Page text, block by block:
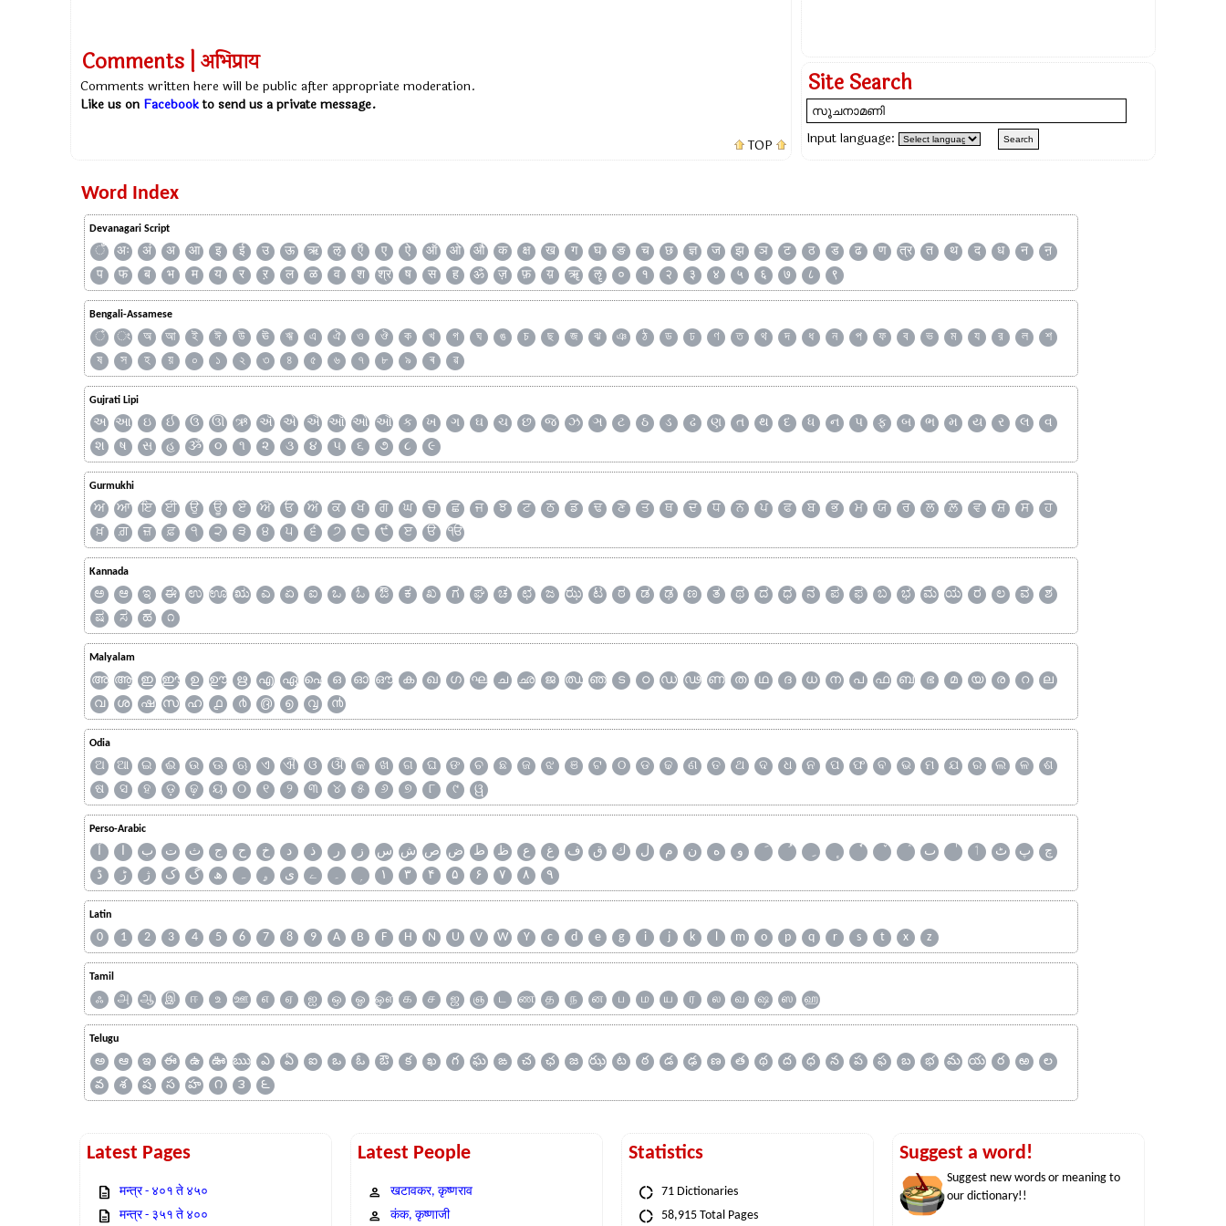
Comments | अभिप्राय
Comments written here will be public after appropriate moderation.
Like us on Facebookto send us a private message.
TOP
Site Search
Input language:
Word Index
Devanagari Script
ँ अः अं अ आ इ ई उ ऊ ऋ ऌ ऍ ए ऐ ऑ ओ औ क क्ष ख ग घ ङ च छ ज्ञ ज झ ञ ट ठ ड ढ ण त्र त थ द ध न
ऩ
प
फ ब भ म य र ऱ ल ळ व श श्र ष स ह ॐ ज़ फ़ य़ ॠ ॡ ० १ २ ३ ४ ५ ६ ७ ८ ९
Bengali-Assamese
ঁ ং অ আ ই ঈ উ ঊ ঋ এ ঐ ও ঔ ক খ গ ঘ ঙ চ ছ জ ঝ ঞ ঠ ড ঢ ণ ত থ দ ধ ন প ফ ব ভ ম য র ল
শ
ষ
স হ য় ০ ১ ২ ৩ ৪ ৫ ৬ ৭ ৮ ৯ ৰ ৱ
Gujrati Lipi
અ આ ઇ ઈ ઉ ઊ ઋ ઍ એ ઐ ઑ ઓ ઔ ક ખ ગ ઘ ચ છ જ ઝ ઞ ટ ઠ ડ ઢ ણ ત થ દ ધ ન પ ફ બ ભ મ ય ર લ
વ
શ
ષ સ હ ૐ ૦ ૧ ૨ ૩ ૪ ૫ ૬ ૭ ૮ ૯
Gurmukhi
ਅ ਆ ਇ ਈ ਉ ਊ ਏ ਐ ਓ ਔ ਕ ਖ ਗ ਘ ਚ ਛ ਜ ਝ ਟ ਠ ਡ ਢ ਣ ਤ ਥ ਦ ਧ ਨ ਪ ਫ ਬ ਭ ਮ ਯ ਰ ਲ ਲ਼ ਵ ਸ਼ ਸ
ਹ
ਖ਼
ਗ਼ ਜ਼ ਫ਼ ੧ ੨ ੩ ੪ ੫ ੬ ੭ ੮ ੯ ੲ ੳ ੴ
Kannada
ಅ ಆ ಇ ಈ ಉ ಊ ಋ ಎ ಏ ಐ ಒ ಓ ಔ ಕ ಖ ಗ ಘ ಚ ಛ ಜ ಝ ಟ ಠ ಡ ಢ ಣ ತ ಥ ದ ಧ ನ ಪ ಫ ಬ ಭ ಮ ಯ ರ ಲ ವ
ಶ
ಷ
ಸ ಹ ೧
Malyalam
അ ആ ഇ ഈ ഉ ഊ ഋ എ ഏ ഐ ഒ ഓ ഔ ക ഖ ഗ ഘ ച ഛ ജ ഝ ഞ ട ഠ ഡ ഢ ണ ത ഥ ദ ധ ന പ ഫ ബ ഭ മ യ ര റ
ല
വ
ശ ഷ സ ഹ ൧ ൪ ൫ ൭ ൮ ൯
Odia
ଅ ଆ ଇ ଈ ଉ ଊ ଋ ଏ ଐ ଓ ଔ କ ଖ ଗ ଘ ଙ ଚ ଛ ଜ ଝ ଞ ଟ ଠ ଡ ଢ ଣ ତ ଥ ଦ ଧ ନ ପ ଫ ବ ଭ ମ ଯ ର ଲ ଳ
ଶ
ଷ
ସ ହ ଡ଼ ଢ଼ ୟ ୦ ୧ ୨ ୩ ୪ ୫ ୬ ୭ ୮ ୯ ୱ
Perso-Arabic
آ ا ب ت ث ج ح خ د ذ ر ز س ش ص ض ط ظ ع غ ف ق ك ل م ن ه و ٮ ٲ ٹ پ
چ
ڈ
ڑ ژ ک گ ھ ہ ۄ ی ے ۔ ۱ ۳ ۴ ۵ ۶ ۷ ۸ ۹
Latin
0 1 2 3 4 5 6 7 8 9 A B F H N U V W Y c d e g i j k l m o p q r s t x z
Tamil
ஃ அ ஆ இ ஈ உ ஊ எ ஏ ஐ ஒ ஓ ஔ க ச ஜ ஞ ட ண த ந ன ப ம ய ர ல வ ஷ ஸ ஹ
Telugu
అ ఆ ఇ ఈ ఉ ఊ ఋ ఎ ఏ ఐ ఒ ఓ ఔ క ఖ గ ఘ ఙ చ ఛ జ ఝ ట ఠ డ ఢ ణ త థ ద ధ న ప ఫ బ భ మ య ర ఱ
ల
వ
శ ష స హ ౧ ౩ ౬
Latest Pages
मन्त्र - ४०१ ते ४५०
मन्त्र - ३५१ ते ४००
Latest People
खटावकर, कृष्णराव
कंक, कृष्णाजी
Statistics
71 Dictionaries
58,915 Total Pages
Suggest a word!
Suggest new words or meaning to
our dictionary!!